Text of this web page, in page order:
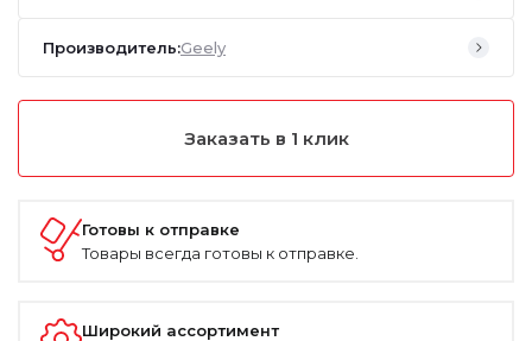
Производитель:Geely
Заказать в 1 клик
Готовы к отправке
Товары всегда готовы к отправке.
Широкий ассортимент